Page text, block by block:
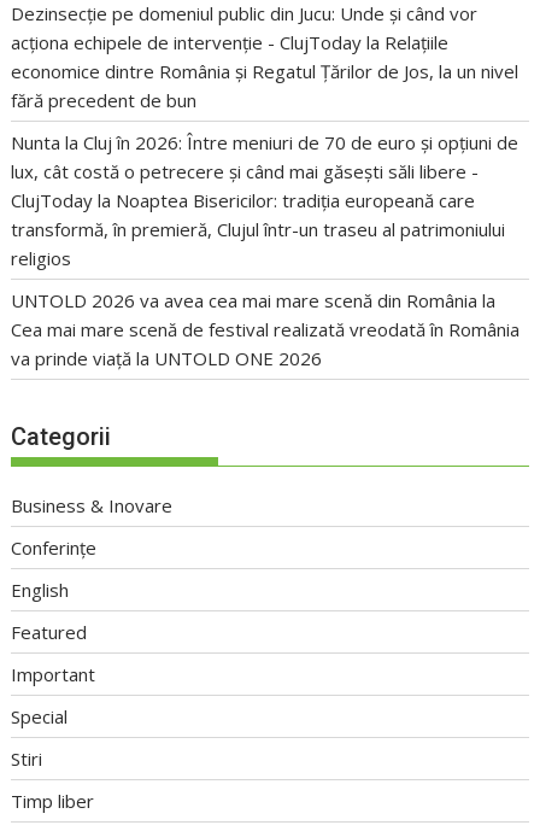
Dezinsecție pe domeniul public din Jucu: Unde și când vor
acționa echipele de intervenție - ClujToday la Relațiile
economice dintre România și Regatul Țărilor de Jos, la un nivel
fără precedent de bun
Nunta la Cluj în 2026: Între meniuri de 70 de euro și opțiuni de
lux, cât costă o petrecere și când mai găsești săli libere -
ClujToday la Noaptea Bisericilor: tradiția europeană care
transformă, în premieră, Clujul într-un traseu al patrimoniului
religios
UNTOLD 2026 va avea cea mai mare scenă din România la
Cea mai mare scenă de festival realizată vreodată în România
va prinde viață la UNTOLD ONE 2026
Categorii
Business & Inovare
Conferințe
English
Featured
Important
Special
Stiri
Timp liber